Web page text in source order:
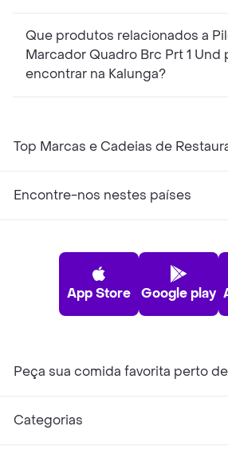
Que produtos relacionados a
Marcador Quadro Brc Prt 1 Und
encontrar na Kalunga?
Top Marcas e Cadeias de
Encontre-nos nestes países
App Store Google play
Peça sua comida favorita perto
Categorias